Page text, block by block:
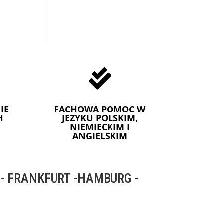

FACHOWA POMOC W
JEZYKU POLSKIM,
NIEMIECKIM I
ANGIELSKIM
FRANKFURT -HAMBURG -